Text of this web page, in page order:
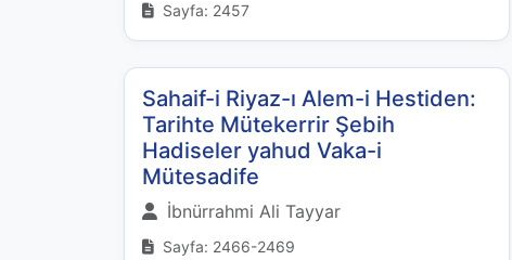
Sayfa: 2457
Sahaif-i Riyaz-ı Alem-i Hestiden:
Tarihte Mütekerrir Şebih
Hadiseler yahud Vaka-i
Mütesadife
İbnürrahmi Ali Tayyar
Sayfa: 2466-2469